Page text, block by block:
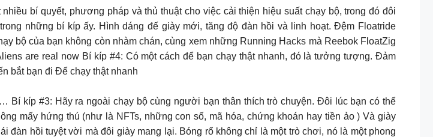
bí quyết, phương pháp và thủ thuật cho việc cải thiện hiệu suất chạy bộ, trong đó đôi
những bí kíp ấy. Hình dáng đế giày mới, tăng độ đàn hồi và linh hoạt. Đệm Floatride
bộ của bạn không còn nhàm chán, cùng xem những Running Hacks mà Reebok FloatZig
are real now Bí kíp #4: Có một cách để bạn chạy thật nhanh, đó là tưởng tượng. Đảm
bắt bạn đi Để chạy thật nhanh
#3: Hãy ra ngoài chạy bộ cùng người bạn thân thích trò chuyện. Đôi lúc bạn có thể
mấy hứng thú (như là NFTs, những con số, mã hóa, chứng khoán hay tiền ảo ) Và giày
hồi tuyệt vời mà đôi giày mang lại. Bóng rổ không chỉ là một trò chơi, nó là một phong